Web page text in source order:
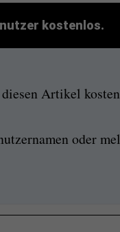
kostenlos.
Artikel
oder